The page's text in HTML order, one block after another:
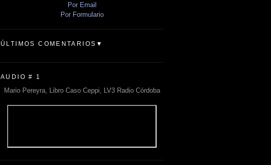
Por Email
Por Formulario
ÚLTIMOS COMENTARIOS▼
AUDIO # 1
Mario Pereyra, Libro Caso Ceppi, LV3 Radio Córdoba